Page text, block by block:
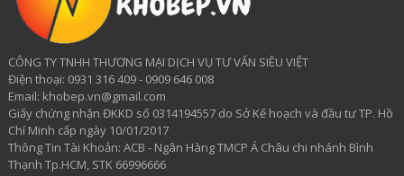
CÔNG TY TNHH THƯƠNG MẠI DỊCH VỤ TƯ VẤN SIÊU VIỆT
​Điện thoại: 0931 316 409 - 0909 646 008
Email: khobep.vn@gmail.com
Giấy chứng nhận ĐKKD số 0314194557 do Sở Kế hoạch và đầu tư TP. Hồ
Chí Minh cấp ngày 10/01/2017
Thông Tin Tài Khoản: ACB - Ngân Hàng TMCP Á Châu chi nhánh Bình
Thạnh Tp.HCM, STK 66996666